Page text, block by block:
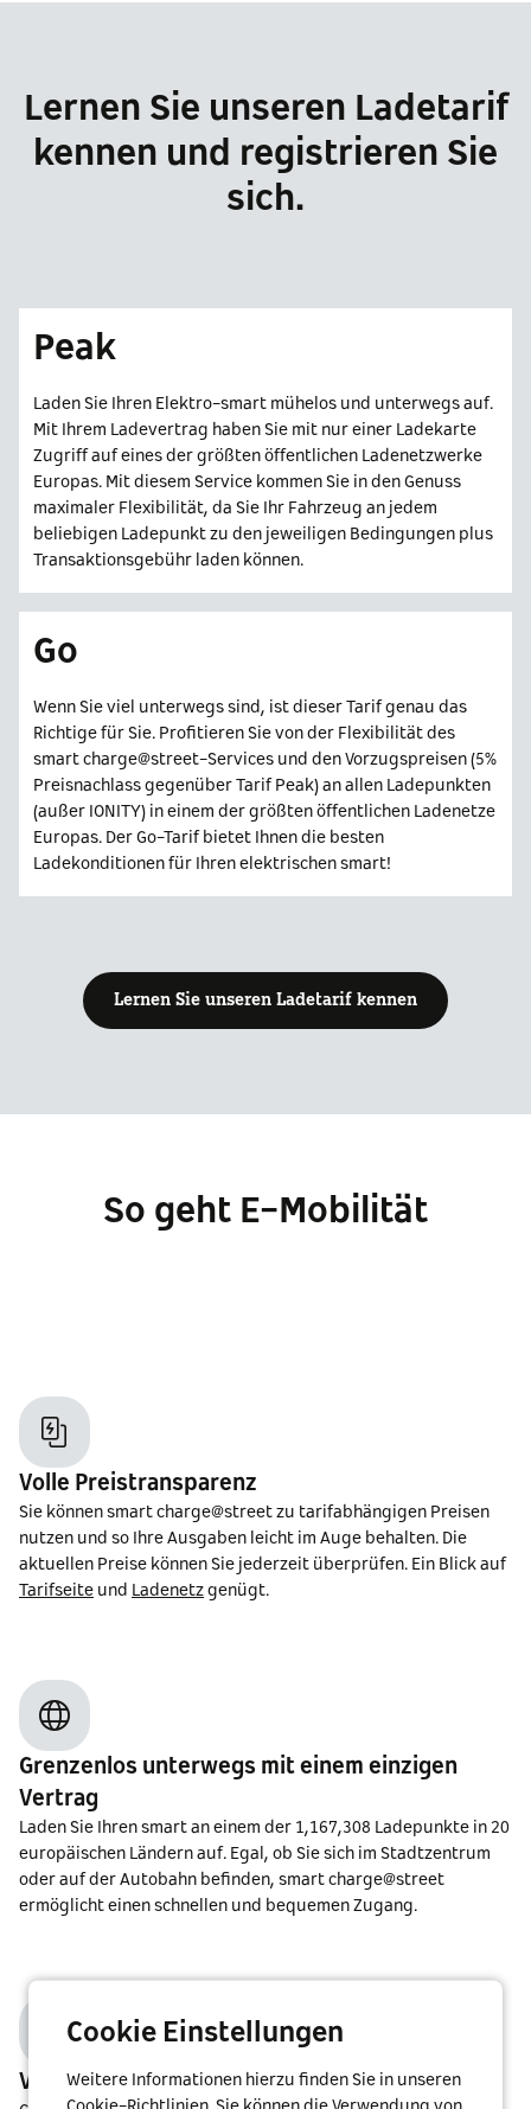
Lernen Sie unseren Ladetarif
kennen und registrieren Sie
sich.
Peak
Laden Sie Ihren Elektro-smart mühelos und unterwegs auf.
Mit Ihrem Ladevertrag haben Sie mit nur einer Ladekarte
Zugriff auf eines der größten öffentlichen Ladenetzwerke
Europas. Mit diesem Service kommen Sie in den Genuss
maximaler Flexibilität, da Sie Ihr Fahrzeug an jedem
beliebigen Ladepunkt zu den jeweiligen Bedingungen plus
Transaktionsgebühr laden können.
Go
Wenn Sie viel unterwegs sind, ist dieser Tarif genau das
Richtige für Sie. Profitieren Sie von der Flexibilität des
smart charge@street-Services und den Vorzugspreisen (5%
Preisnachlass gegenüber Tarif Peak) an allen Ladepunkten
(außer IONITY) in einem der größten öffentlichen Ladenetze
Europas. Der Go-Tarif bietet Ihnen die besten
Ladekonditionen für Ihren elektrischen smart!
Lernen Sie unseren Ladetarif kennen
So geht E-Mobilität
Volle Preistransparenz
Sie können smart charge@street zu tarifabhängigen Preisen
nutzen und so Ihre Ausgaben leicht im Auge behalten. Die
aktuellen Preise können Sie jederzeit überprüfen. Ein Blick auf
Tarifseite und Ladenetz genügt.
Grenzenlos unterwegs mit einem einzigen
Vertrag
Laden Sie Ihren smart an einem der 1,167,308 Ladepunkte in 20
europäischen Ländern auf. Egal, ob Sie sich im Stadtzentrum
oder auf der Autobahn befinden, smart charge@street
ermöglicht einen schnellen und bequemen Zugang.
Voller Ladekomfort
Cookie Einstellungen
Weitere Informationen hierzu finden Sie in unseren